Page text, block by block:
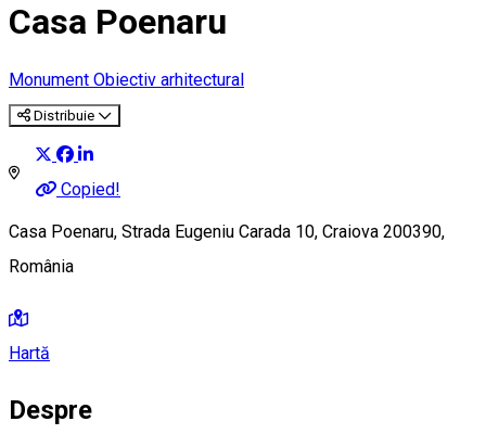
Casa Poenaru
Monument Obiectiv arhitectural
Distribuie
Copied!
Casa Poenaru, Strada Eugeniu Carada 10, Craiova 200390,
România
Hartă
Despre